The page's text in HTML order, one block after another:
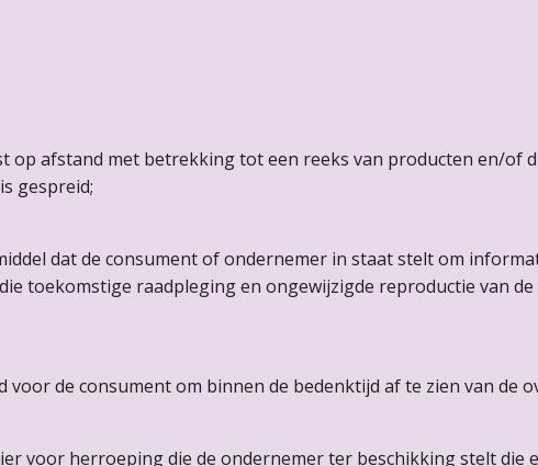
op afstand met betrekking tot een reeks van producten en/of
gespreid;
dat de consument of ondernemer in staat stelt om
toekomstige raadpleging en ongewijzigde reproductie van
voor de consument om binnen de bedenktijd af te zien van de
voor herroeping die de ondernemer ter beschikking stelt die